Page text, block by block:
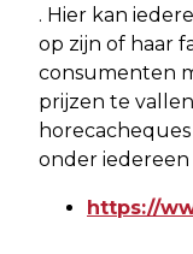
. Hier kan
op zijn of haar
consumenten
prijzen te
onder
https://